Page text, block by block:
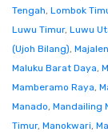
Tengah, Lombok
Luwu Timur, Luwu
(Ujoh Bilang),
Maluku Barat Daya,
Mamberamo Raya,
Manado, Mandailing
Timur, Manokwari,